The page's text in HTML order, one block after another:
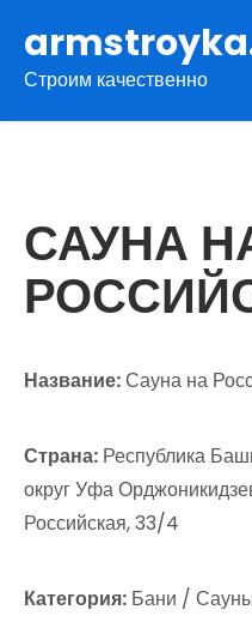
содержимому
Строим качественно
САУНА
Название:Сауна на
Страна: Республика
округ Уфа
Российская, 33/4
Категория: Бани /